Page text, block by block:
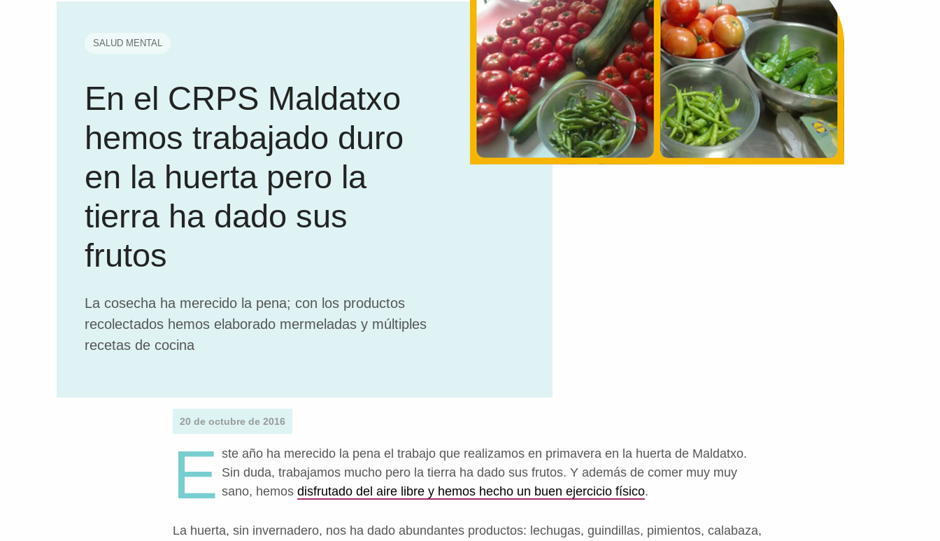
SALUD MENTAL
En el CRPS Maldatxo
hemos trabajado duro
en la huerta pero la
tierra ha dado sus
frutos
La cosecha ha merecido la pena; con los productos
recolectados hemos elaborado mermeladas y múltiples
recetas de cocina
20 de octubre de 2016
E ste año ha merecido la pena el trabajo que realizamos en primavera en la huerta de Maldatxo.
Sin duda, trabajamos mucho pero la tierra ha dado sus frutos. Y además de comer muy muy
sano, hemos disfrutado del aire libre y hemos hecho un buen ejercicio físico.
La huerta, sin invernadero, nos ha dado abundantes productos: lechugas, guindillas, pimientos, calabaza,